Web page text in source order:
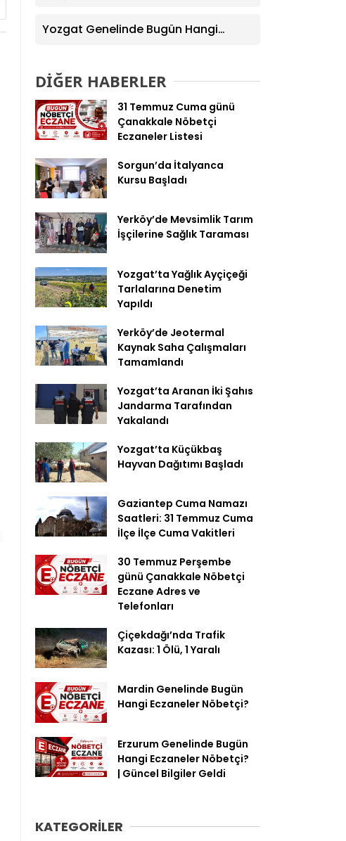
Yozgat Genelinde Bugün Hangi
DİĞER HABERLER
31 Temmuz Cuma günü
Çanakkale Nöbetçi
Eczaneler Listesi
Sorgun’da İtalyanca
Kursu Başladı
Yerköy’de Mevsimlik Tarım
İşçilerine Sağlık Taraması
Yozgat’ta Yağlık Ayçiçeği
Tarlalarına Denetim
Yapıldı
Yerköy’de Jeotermal
Kaynak Saha Çalışmaları
Tamamlandı
Yozgat’ta Aranan İki Şahıs
Jandarma Tarafından
Yakalandı
Yozgat’ta Küçükbaş
Hayvan Dağıtımı Başladı
Gaziantep Cuma Namazı
Saatleri: 31 Temmuz Cuma
İlçe İlçe Cuma Vakitleri
30 Temmuz Perşembe
günü Çanakkale Nöbetçi
Eczane Adres ve
Telefonları
Çiçekdağı’nda Trafik
Kazası: 1 Ölü, 1 Yaralı
Mardin Genelinde Bugün
Hangi Eczaneler Nöbetçi?
Erzurum Genelinde Bugün
Hangi Eczaneler Nöbetçi?
| Güncel Bilgiler Geldi
KATEGORİLER